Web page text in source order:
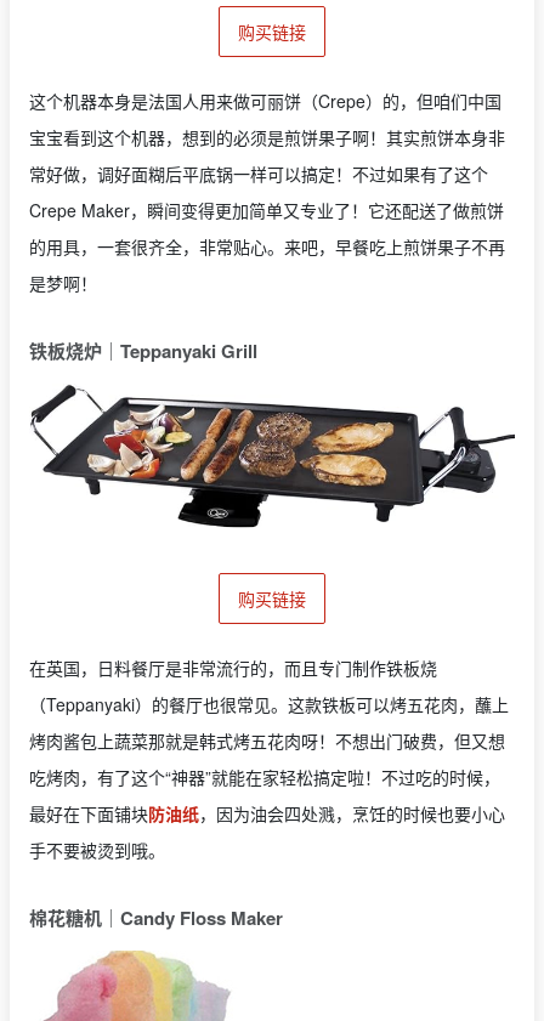
购买链接
这个机器本身是法国人用来做可丽饼（Crepe）的，但咱们中国
宝宝看到这个机器，想到的必须是煎饼果子啊！其实煎饼本身非
常好做，调好面糊后平底锅一样可以搞定！不过如果有了这个
Crepe Maker，瞬间变得更加简单又专业了！它还配送了做煎饼
的用具，一套很齐全，非常贴心。来吧，早餐吃上煎饼果子不再
是梦啊！
铁板烧炉｜ Teppanyaki Grill
购买链接
在英国，日料餐厅是非常流行的，而且专门制作铁板烧
（Teppanyaki）的餐厅也很常见。这款铁板可以烤五花肉，蘸上
烤肉酱包上蔬菜那就是韩式烤五花肉呀！不想出门破费，但又想
吃烤肉，有了这个“神器”就能在家轻松搞定啦！不过吃的时候，
最好在下面铺块防油纸，因为油会四处溅，烹饪的时候也要小心
手不要被烫到哦。
棉花糖机｜ Candy Floss Maker